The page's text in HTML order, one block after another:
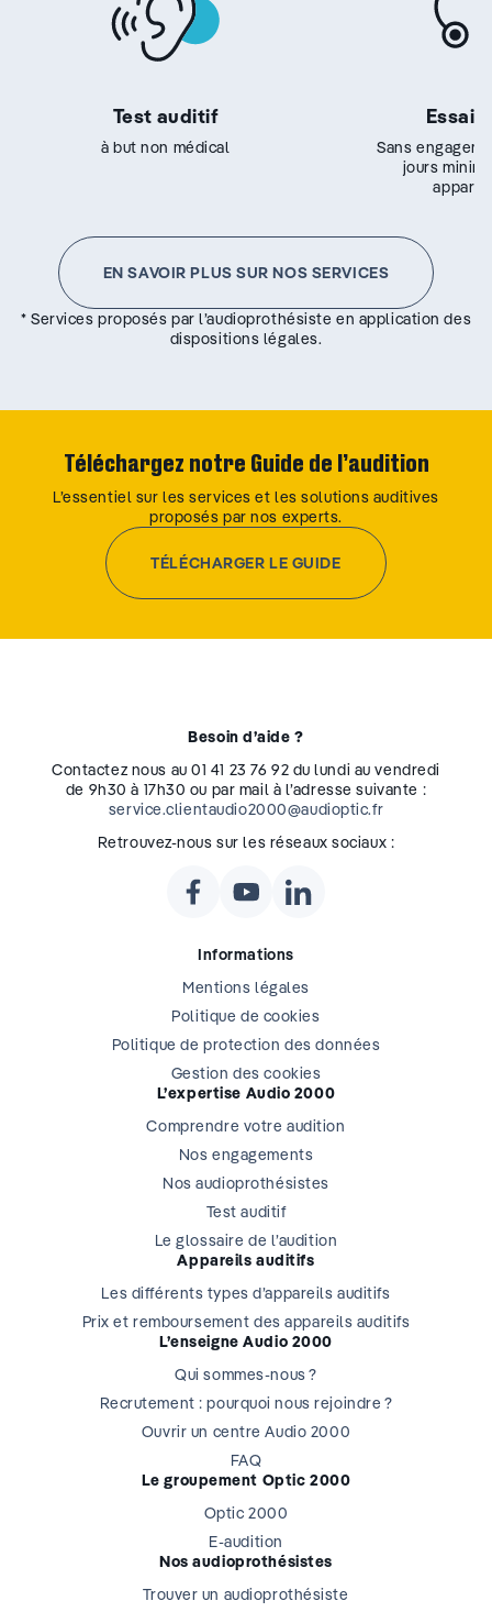
Test auditif
à but non médical
Essai
Sans
jours
EN SAVOIR PLUS SUR NOS SERVICES
* Services proposés par l’audioprothésiste en application des
dispositions légales.
Téléchargez notre Guide de l’audition
L’essentiel sur les services et les solutions auditives
proposés par nos experts.
TÉLÉCHARGER LE GUIDE
Besoin d’aide ?
Contactez nous au 01 41 23 76 92 du lundi au vendredi
de 9h30 à 17h30 ou par mail à l’adresse suivante :
service.clientaudio2000@audioptic.fr
Retrouvez-nous sur les réseaux sociaux :
Informations
Mentions légales
Politique de cookies
Politique de protection des données
Gestion des cookies
L’expertise Audio 2000
Comprendre votre audition
Nos engagements
Nos audioprothésistes
Test auditif
Le glossaire de l’audition
Appareils auditifs
Les différents types d’appareils auditifs
Prix et remboursement des appareils auditifs
L’enseigne Audio 2000
Qui sommes-nous ?
Recrutement : pourquoi nous rejoindre ?
Ouvrir un centre Audio 2000
FAQ
Le groupement Optic 2000
Optic 2000
E-audition
Nos audioprothésistes
Trouver un audioprothésiste